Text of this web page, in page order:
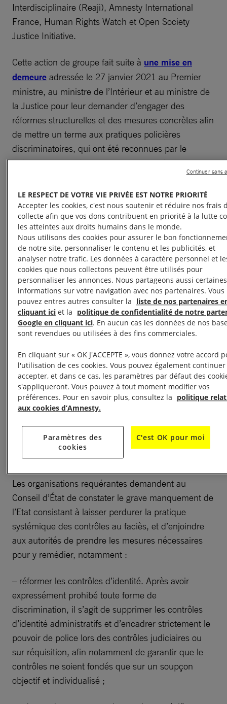
Interdisciplinaire (Reaji), Amnesty International
France, Human Rights Watch et Open Society
Justice Initiative.
Cette action de groupe fait suite à une mise en
demeure adressée le 27 janvier 2021 au Premier
ministre, au ministre de l’Intérieur et au ministre de
la Justice pour leur demander d’engager des
réformes structurelles et des mesures concrètes afin
de mettre un terme aux pratiques policières
discriminatoires, qui ont été reconnues par le
président de la République. Les autorités n’ont pas
répondu à la mise en demeure dans la période de
quatre mois prévue par la loi. Les organisations
regrettent ce silence, particulièrement douloureux
pour celles et ceux qui subissent au quotidien ces
discriminations insupportables.
Cette action de groupe constitue une procédure
innovante en ce qu’elle permet à des associations
de la société civile de demander à la justice de
contraindre les autorités responsables à prendre les
mesures utiles à la disparition des graves illégalités
que constitue cette pratique généralisée.
La requête de 220 pages adressée au juge
administratif comprend de nombreux témoignages
de personnes ayant subi des contrôles d’identité
discriminatoires dans différentes villes à travers le
territoire français (Paris, Rennes, Beauvais, Lorient,
Châtellerault, Eybens, Lyon, Toulouse et Lille), ainsi
que ceux de plusieurs policiers confirmant ces
pratiques discriminatoires.
Les organisations requérantes demandent au
Conseil d’État de constater le grave manquement de
l’Etat consistant à laisser perdurer la pratique
systémique des contrôles au faciès, et d’enjoindre
aux autorités de prendre les mesures nécessaires
pour y remédier, notamment :
– réformer les contrôles d’identité. Après avoir
expressément prohibé toute forme de
discrimination, il s’agit de supprimer les contrôles
d’identité administratifs et d’encadrer strictement le
pouvoir de police lors des contrôles judiciaires ou
sur réquisition, afin notamment de garantir que le
contrôles ne soient fondés que sur un soupçon
objectif et individualisé ;
LE RESPECT DE VOTRE VIE PRIVÉE EST NOTRE PRIORITÉ
Accepter les cookies, c'est nous soutenir et réduire nos frais
collecte afin que vos dons contribuent en priorité à la lutte
les atteintes aux droits humains dans le monde.
Nous utilisons des cookies pour assurer le bon
de notre site, personnaliser le contenu et les publicités, et
analyser notre trafic. Les données à caractère personnel et
cookies que nous collectons peuvent être utilisés pour
personnaliser les annonces. Nous partageons aussi certaines
informations sur votre navigation avec nos partenaires. Vous
pouvez entres autres consulter la liste de nos partenaires
cliquant iciet la politique de confidentialité de notre
Google en cliquant ici. En aucun cas les données de nos
sont revendues ou utilisées à des fins commerciales.
En cliquant sur « OK J'ACCEPTE », vous donnez votre accord
l'utilisation de ces cookies. Vous pouvez également continuer
accepter, et dans ce cas, les paramètres par défaut des
s'appliqueront. Vous pouvez à tout moment modifier vos
préférences. Pour en savoir plus, consultez la politique
aux cookies d’Amnesty.
Paramètres des
cookies
C'est OK pour moi
Continuer sans